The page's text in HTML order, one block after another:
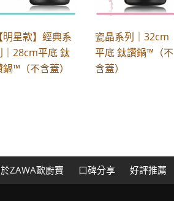
【明星款】經典系
｜28cm平底 鈦
鍋™（不含蓋）
瓷晶系列｜32cm
平底 鈦讚鍋™（不
含蓋）
ZAWA歐廚寶 口碑分享 好評推薦